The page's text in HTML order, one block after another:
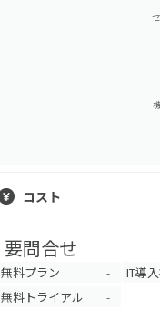
コスト
要問合せ
無料プラン - IT導
無料トライアル -